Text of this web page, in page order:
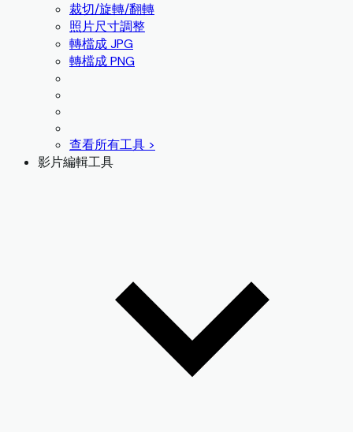
裁切/旋轉/翻轉
照片尺寸調整
轉檔成 JPG
轉檔成 PNG
查看所有工具 >
影片編輯工具